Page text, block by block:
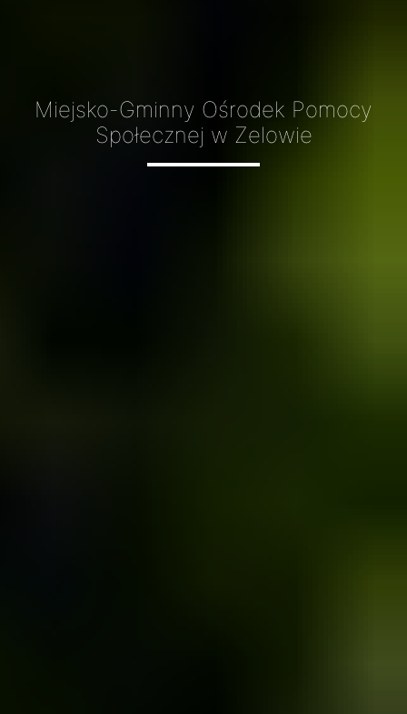
Miejsko-Gminny Ośrodek Pomocy
Społecznej w Zelowie